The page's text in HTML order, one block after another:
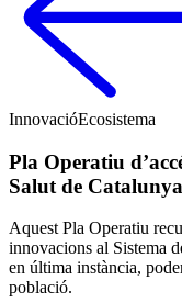
InnovacióEcosistema
Pla Operatiu
Salut de Catalunya
Aquest Pla Operatiu
innovacions al Sistema
en última instància,
població.